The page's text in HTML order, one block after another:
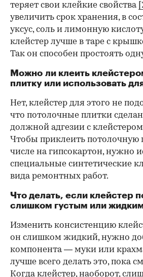
теряет свои клейкие свойства
увеличить срок хранения, в
уксус, соль и лимонную
клейстер лучше в таре с
Так он способен простоять
Можно ли клеить
плитку или использовать
Нет, клейстер для этого не
что потолочные плитки
должной адгезии с
Чтобы приклеить потолочную
числе на гипсокартон, нужно
специальные синтетические
вида ремонтных работ.
Что делать, если клейстер
слишком густым или
Изменить консистенцию
он слишком жидкий, нужно
компонента — муки или
лучше всего делать это, пока
Когда клейстер, наоборот,